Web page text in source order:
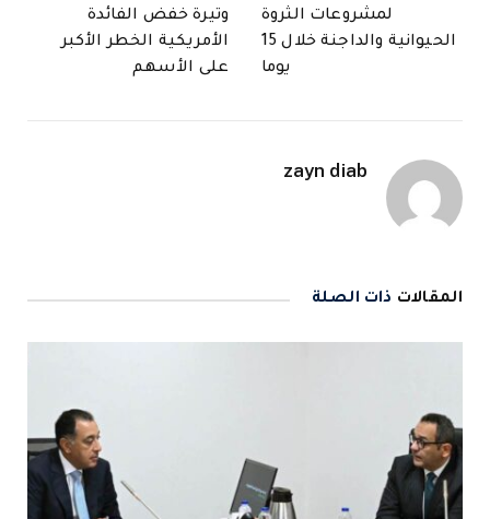
لمشروعات الثروة
الحيوانية والداجنة خلال 15
يوما
وتيرة خفض الفائدة
الأمريكية الخطر الأكبر
على الأسهم
zayn diab
المقالات ذات الصلة